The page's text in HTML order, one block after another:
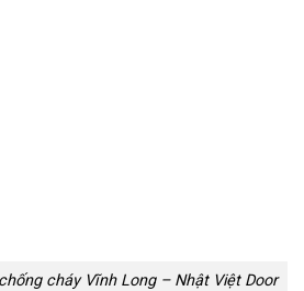
cháy Vĩnh Long – Nhật Việt Door